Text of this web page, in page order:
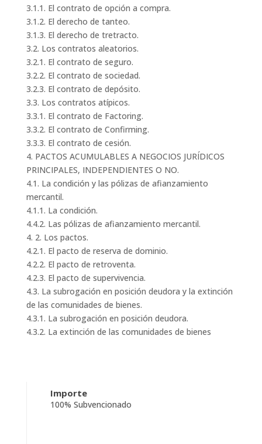
3.1.1. El contrato de opción a compra.
3.1.2. El derecho de tanteo.
3.1.3. El derecho de tretracto.
3.2. Los contratos aleatorios.
3.2.1. El contrato de seguro.
3.2.2. El contrato de sociedad.
3.2.3. El contrato de depósito.
3.3. Los contratos atípicos.
3.3.1. El contrato de Factoring.
3.3.2. El contrato de Confirming.
3.3.3. El contrato de cesión.
4. PACTOS ACUMULABLES A NEGOCIOS JURÍDICOS
PRINCIPALES, INDEPENDIENTES O NO.
4.1. La condición y las pólizas de afianzamiento
mercantil.
4.1.1. La condición.
4.4.2. Las pólizas de afianzamiento mercantil.
4. 2. Los pactos.
4.2.1. El pacto de reserva de dominio.
4.2.2. El pacto de retroventa.
4.2.3. El pacto de supervivencia.
4.3. La subrogación en posición deudora y la extinción
de las comunidades de bienes.
4.3.1. La subrogación en posición deudora.
4.3.2. La extinción de las comunidades de bienes
Importe
100% Subvencionado